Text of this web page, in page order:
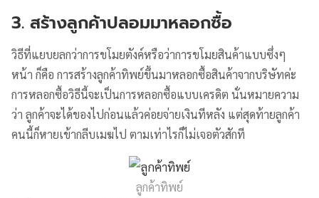
3. สร้างลูกค้าปลอมมาหลอกซื้อ
วิธีที่แยบยลกว่าการขโมยตังค์หรือว่าการขโมยสินค้าแบบซึ่งๆ
หน้า ก็คือ การสร้างลูกค้าทิพย์ขึ้นมาหลอกซื้อสินค้าจากบริษัทค่ะ
การหลอกซื้อวิธีนี้จะเป็นการหลอกซื้อแบบเครดิต นั่นหมายความ
ว่า ลูกค้าจะได้ของไปก่อนแล้วค่อยจ่ายเงินทีหลัง แต่สุดท้ายลูกค้า
คนนี้ก็หายเข้ากลีบเมฆไป ตามเท่าไรก็ไม่เจอตัวสักที
ลูกค้าทิพย์